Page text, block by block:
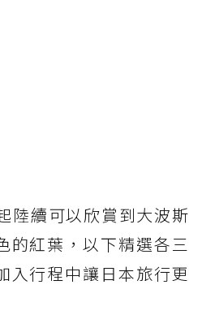
陸續可以欣賞到大波斯
的紅葉，以下精選各三
入行程中讓日本旅行更